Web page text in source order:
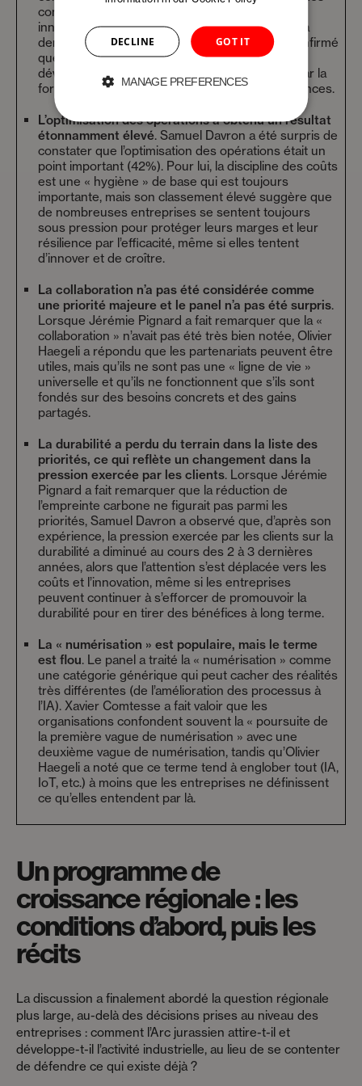
compétences plus solides permettent de mieux
innover, et l’innovation doit être en phase avec la
demande réelle des clients. Olivier Haegeli a confirmé
que l’innovation ne peut se faire sans le
développement de compétences, que ce soit par la
formation ou l’acquisition de nouvelles compétences.
L’optimisation des opérations a obtenu un résultat
étonnamment élevé. Samuel Davron a été surpris de
constater que l’optimisation des opérations était un
point important (42%). Pour lui, la discipline des coûts
est une « hygiène » de base qui est toujours
importante, mais son classement élevé suggère que
de nombreuses entreprises se sentent toujours
sous pression pour protéger leurs marges et leur
résilience par l’efficacité, même si elles tentent
d’innover et de croître.
La collaboration n’a pas été considérée comme
une priorité majeure et le panel n’a pas été surpris.
Lorsque Jérémie Pignard a fait remarquer que la «
collaboration » n’avait pas été très bien notée, Olivier
Haegeli a répondu que les partenariats peuvent être
utiles, mais qu’ils ne sont pas une « ligne de vie »
universelle et qu’ils ne fonctionnent que s’ils sont
fondés sur des besoins concrets et des gains
partagés.
La durabilité a perdu du terrain dans la liste des
priorités, ce qui reflète un changement dans la
pression exercée par les clients. Lorsque Jérémie
Pignard a fait remarquer que la réduction de
l’empreinte carbone ne figurait pas parmi les
priorités, Samuel Davron a observé que, d’après son
expérience, la pression exercée par les clients sur la
durabilité a diminué au cours des 2 à 3 dernières
années, alors que l’attention s’est déplacée vers les
coûts et l’innovation, même si les entreprises
peuvent continuer à s’efforcer de promouvoir la
durabilité pour en tirer des bénéfices à long terme.
La « numérisation » est populaire, mais le terme
est flou. Le panel a traité la « numérisation » comme
une catégorie générique qui peut cacher des réalités
très différentes (de l’amélioration des processus à
l’IA). Xavier Comtesse a fait valoir que les
organisations confondent souvent la « poursuite de
la première vague de numérisation » avec une
deuxième vague de numérisation, tandis qu’Olivier
Haegeli a noté que ce terme tend à englober tout (IA,
IoT, etc.) à moins que les entreprises ne définissent
ce qu’elles entendent par là.
Un programme de
croissance régionale : les
conditions d’abord, puis les
récits
La discussion a finalement abordé la question régionale
plus large, au-delà des décisions prises au niveau des
entreprises : comment l’Arc jurassien attire-t-il et
développe-t-il l’activité industrielle, au lieu de se contenter
de défendre ce qui existe déjà ?
GOT IT
DECLINE
MANAGE PREFERENCES